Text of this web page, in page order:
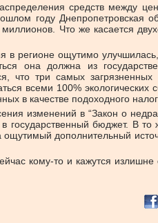
средств между
году
миллионов. Что же касается
регионе ощутимо
она должна из
что три самых
всеми 100%
в качестве подоходного
изменений в “Закон о
бюджет. В
дополнительный
кому-то и кажутся